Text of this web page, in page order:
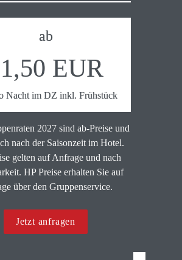
ab
EUR
Nacht im DZ inkl. Frühstück
2027 sind ab-Preise und
nach der Saisonzeit im Hotel.
gelten auf Anfrage und nach
HP Preise erhalten Sie auf
über den Gruppenservice.
Jetzt anfragen